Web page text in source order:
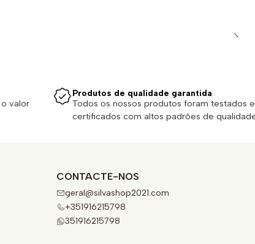
valor
Produtos de qualidade garantida
Todos os nossos produtos foram testados e
certificados com altos padrões de
CONTACTE-NOS
geral@silvashop2021.com
+351916215798
351916215798